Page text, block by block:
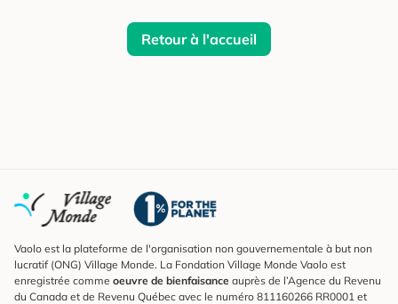
Retour à l'accueil
Vaolo est la plateforme de l'organisation non gouvernementale à but non
lucratif (ONG) Village Monde. La Fondation Village Monde Vaolo est
enregistrée comme oeuvre de bienfaisance auprès de l’Agence du Revenu
du Canada et de Revenu Québec avec le numéro 811160266 RR0001 et